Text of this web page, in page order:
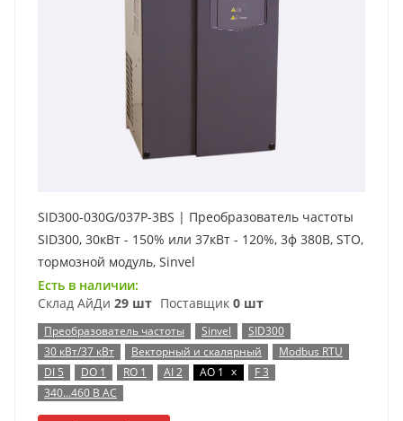
SID300-030G/037P-3BS | Преобразователь частоты
SID300, 30кВт - 150% или 37кВт - 120%, 3ф 380В, STO,
тормозной модуль, Sinvel
Есть в наличии:
Склад АйДи 29 шт Поставщик 0 шт
Преобразователь частоты Sinvel
SID300
30 кВт/37 кВт
Векторный и скалярный
Modbus RTU
DI 5
DO 1 RO 1 AI 2 AO 1 x
F 3
340…460 В AC